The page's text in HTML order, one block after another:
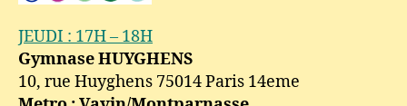
JEUDI : 17H – 18H
Gymnase HUYGHENS
10, rue Huyghens 75014 Paris 14eme